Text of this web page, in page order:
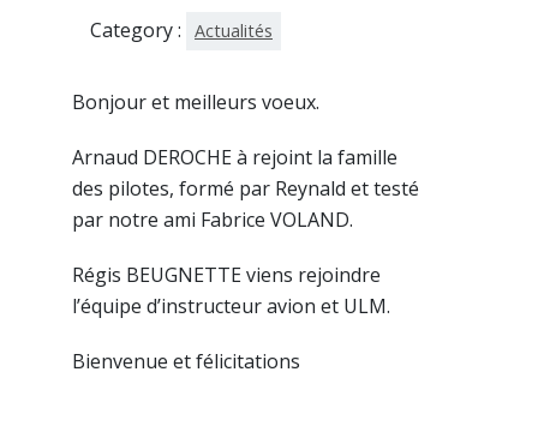
Category : Actualités
Bonjour et meilleurs voeux.
Arnaud DEROCHE à rejoint la famille
des pilotes, formé par Reynald et testé
par notre ami Fabrice VOLAND.
Régis BEUGNETTE viens rejoindre
l’équipe d’instructeur avion et ULM.
Bienvenue et félicitations